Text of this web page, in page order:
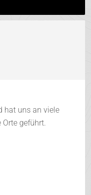
hat uns an viele
geführt.